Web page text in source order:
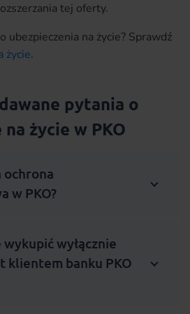
tej oferty.
ubezpieczenia na życie? Sprawdź
życie.
pytania o
życie w PKO
ochrona
w PKO?
wyłącznie
klientem banku PKO